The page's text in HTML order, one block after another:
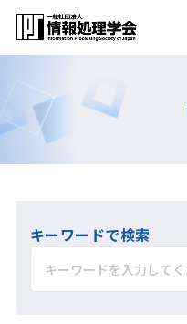
キーワードで検索